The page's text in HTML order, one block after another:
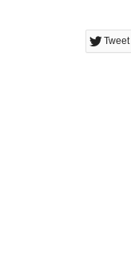
Tweet